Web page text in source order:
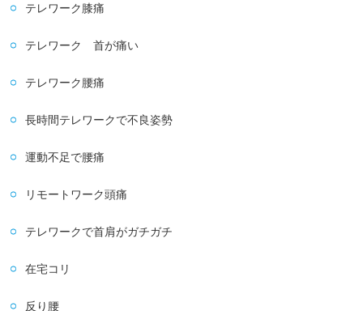
テレワーク膝痛
テレワーク 首が痛い
テレワーク腰痛
長時間テレワークで不良姿勢
運動不足で腰痛
リモートワーク頭痛
テレワークで首肩がガチガチ
在宅コリ
反り腰